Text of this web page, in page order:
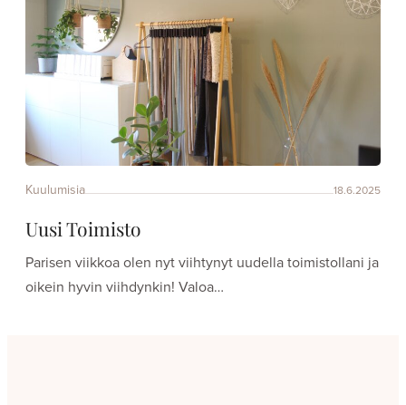
Kuulumisia 18.6.2025
Uusi Toimisto
Parisen viikkoa olen nyt viihtynyt uudella toimistollani ja
oikein hyvin viihdynkin! Valoa…